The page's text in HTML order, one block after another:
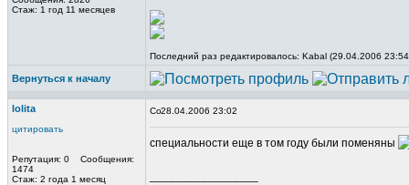
Стаж: 1 год 11 месяцев
Последний раз редактировалось: Kabal (29.04.2006
Вернуться к началу
lolita
цитировать
Репутация: 0 Сообщения:
1474
Стаж: 2 года 1 месяц
28.04.2006 23:02
специальности еще в том году были поменяны